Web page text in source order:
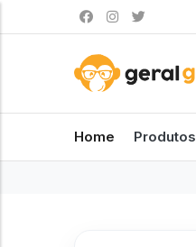
Home Produtos